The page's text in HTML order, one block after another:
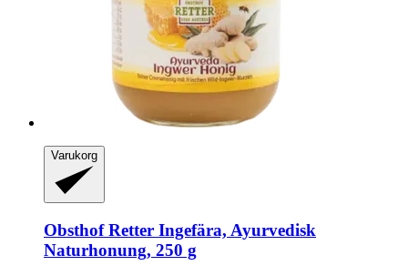
Varukorg
Obsthof Retter Ingefära, Ayurvedisk
Naturhonung, 250 g